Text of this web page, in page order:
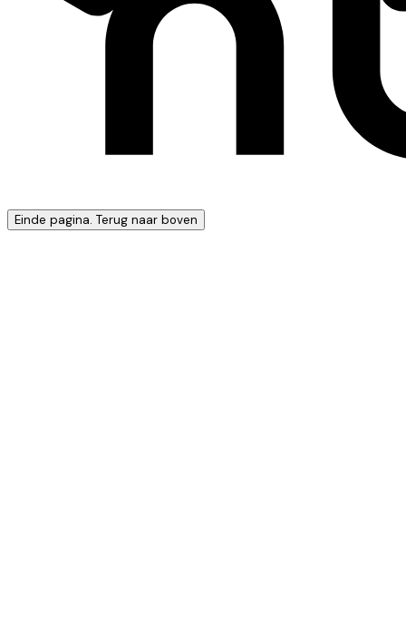
Einde pagina. Terug naar boven